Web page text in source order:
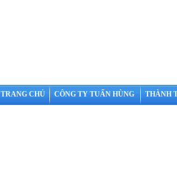
TRANG CHỦ CÔNG TY TUẤN HÙNG THÀNH